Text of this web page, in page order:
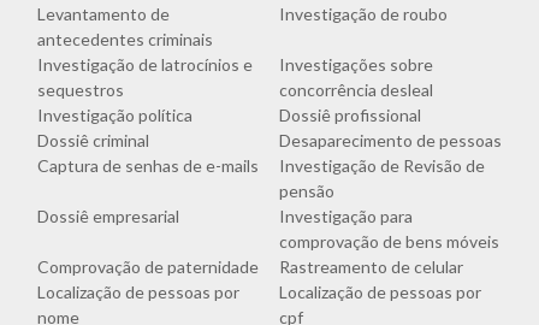
Levantamento de
antecedentes criminais
Investigação de roubo
Investigação de latrocínios e
sequestros
Investigações sobre
concorrência desleal
Investigação política
Dossiê profissional
Dossiê criminal
Desaparecimento de pessoas
Captura de senhas de e-mails
Investigação de Revisão de
pensão
Dossiê empresarial
Investigação para
comprovação de bens móveis
Comprovação de paternidade
Rastreamento de celular
Localização de pessoas por
nome
Localização de pessoas por
cpf